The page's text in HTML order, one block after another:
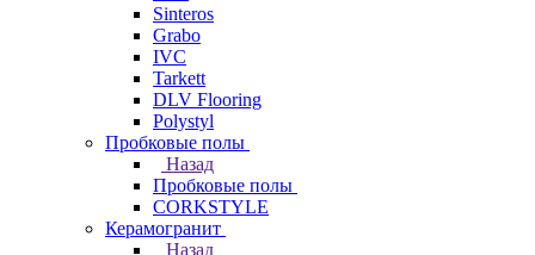
Sinteros
Grabo
IVC
Tarkett
DLV Flooring
Polystyl
Пробковые полы
Назад
Пробковые полы
CORKSTYLE
Керамогранит
Назад